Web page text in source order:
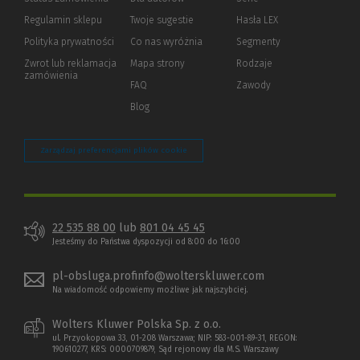
Regulamin sklepu
Polityka prywatności (Nowe
(Link
innej
Zwrot lub reklamacja
zamówienia
innej
strony)
Twoje sugestie
Co nas wyróżnia
Mapa strony
FAQ
Blog
Hasła LEX
Segmenty
Rodzaje
Zawody
Zarządzaj preferencjami plików cookie
22 535 88 00 lub 801 04 45 45
Jesteśmy do Państwa dyspozycji od 8:00 do 16:00
pl-obsluga.profinfo@wolterskluwer.com
Na wiadomość odpowiemy możliwe jak najszybciej.
Wolters Kluwer Polska Sp. z o.o.
ul. Przyokopowa 33, 01-208 Warszawa; NIP: 583-001-89-31, REGON:
190610277, KRS: 0000709879, Sąd rejonowy dla M.S. Warszawy